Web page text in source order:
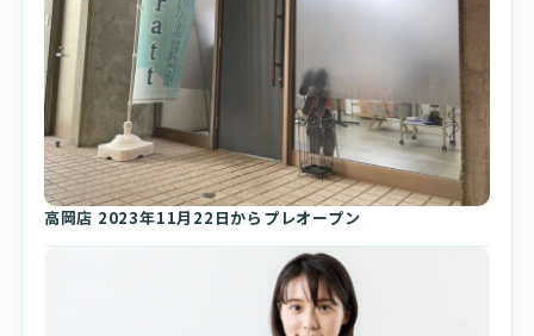
高岡店 2023年11月22日からプレオープン